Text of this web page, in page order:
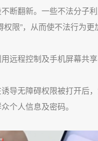
断翻新。一些不法分子
限”，从而使不法行为更
远程控制及手机屏幕共
导无障碍权限被打开后
个人信息及密码。